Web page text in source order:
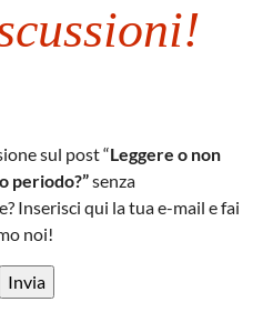
sul post “Leggere o non
periodo?”senza
Inserisci qui la tua e-mail e fai
noi!